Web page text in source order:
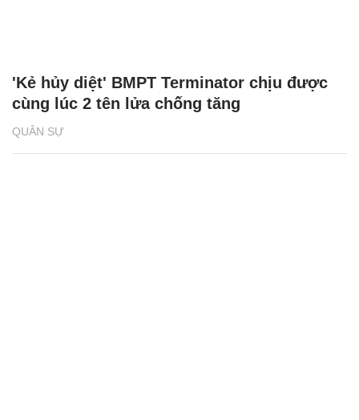
QUÂN SỰ
'Kẻ hủy diệt' BMPT Terminator chịu được
cùng lúc 2 tên lửa chống tăng